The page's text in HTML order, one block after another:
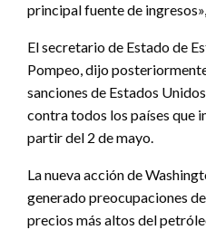
principal fuente de
El secretario de Estado de
Pompeo, dijo
sanciones de Estados
contra todos los países que
partir del 2 de mayo.
La nueva acción de
generado preocupaciones
precios más altos del